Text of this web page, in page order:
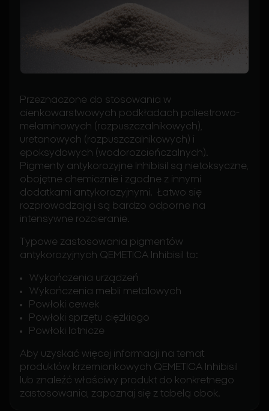
Przeznaczone do stosowania w
cienkowarstwowych podkładach poliestrowo-
melaminowych (rozpuszczalnikowych),
uretanowych (rozpuszczalnikowych) i
epoksydowych (wodorozcieńczalnych).
Pigmenty antykorozyjne Inhibisil są nietoksyczne,
obojętne chemicznie i zgodne z innymi
dodatkami antykorozyjnymi. Łatwo się
rozprowadzają i są bardzo odporne na
intensywne rozcieranie.
Typowe zastosowania pigmentów
antykorozyjnych QEMETICA Inhibisil to:
Wykończenia urządzeń
Wykończenia mebli metalowych
Powłoki cewek
Powłoki sprzętu ciężkiego
Powłoki lotnicze
Aby uzyskać więcej informacji na temat
produktów krzemionkowych QEMETICA Inhibisil
lub znaleźć właściwy produkt do konkretnego
zastosowania, zapoznaj się z tabelą obok.